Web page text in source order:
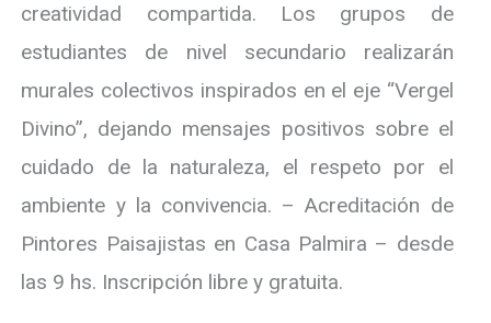
creatividad compartida. Los grupos de
estudiantes de nivel secundario realizarán
murales colectivos inspirados en el eje “Vergel
Divino”, dejando mensajes positivos sobre el
cuidado de la naturaleza, el respeto por el
ambiente y la convivencia. – Acreditación de
Pintores Paisajistas en Casa Palmira – desde
las 9 hs. Inscripción libre y gratuita.